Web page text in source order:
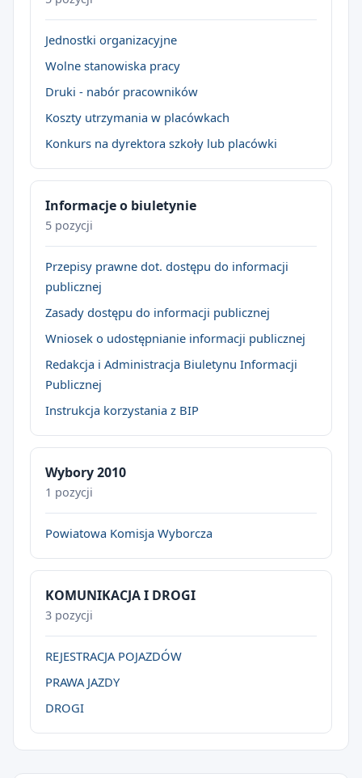
Jednostki organizacyjne
Wolne stanowiska pracy
Druki - nabór pracowników
Koszty utrzymania w placówkach
Konkurs na dyrektora szkoły lub placówki
Informacje o biuletynie
5 pozycji
Przepisy prawne dot. dostępu do informacji
publicznej
Zasady dostępu do informacji publicznej
Wniosek o udostępnianie informacji publicznej
Redakcja i Administracja Biuletynu Informacji
Publicznej
Instrukcja korzystania z BIP
Wybory 2010
1 pozycji
Powiatowa Komisja Wyborcza
KOMUNIKACJA I DROGI
3 pozycji
REJESTRACJA POJAZDÓW
PRAWA JAZDY
DROGI